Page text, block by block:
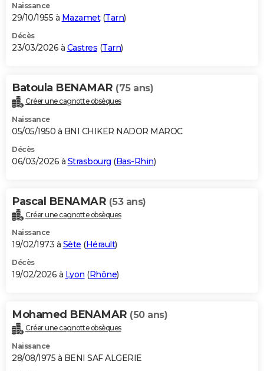
Naissance
29/10/1955 à Mazamet(Tarn)
Décès
23/03/2026 à Castres (Tarn)
Batoula BENAMAR (75 ans)
Créer une cagnotte obsèques
Naissance
05/05/1950 à BNI CHIKER NADOR MAROC
Décès
06/03/2026 à Strasbourg (Bas-Rhin)
Pascal BENAMAR (53 ans)
Créer une cagnotte obsèques
Naissance
19/02/1973 à Sète (Hérault)
Décès
19/02/2026 à Lyon (Rhône)
Mohamed BENAMAR (50 ans)
Créer une cagnotte obsèques
Naissance
28/08/1975 à BENI SAF ALGERIE